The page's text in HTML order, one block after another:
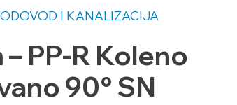
PP-R Koleno
90° SN
I KANALIZACIJA